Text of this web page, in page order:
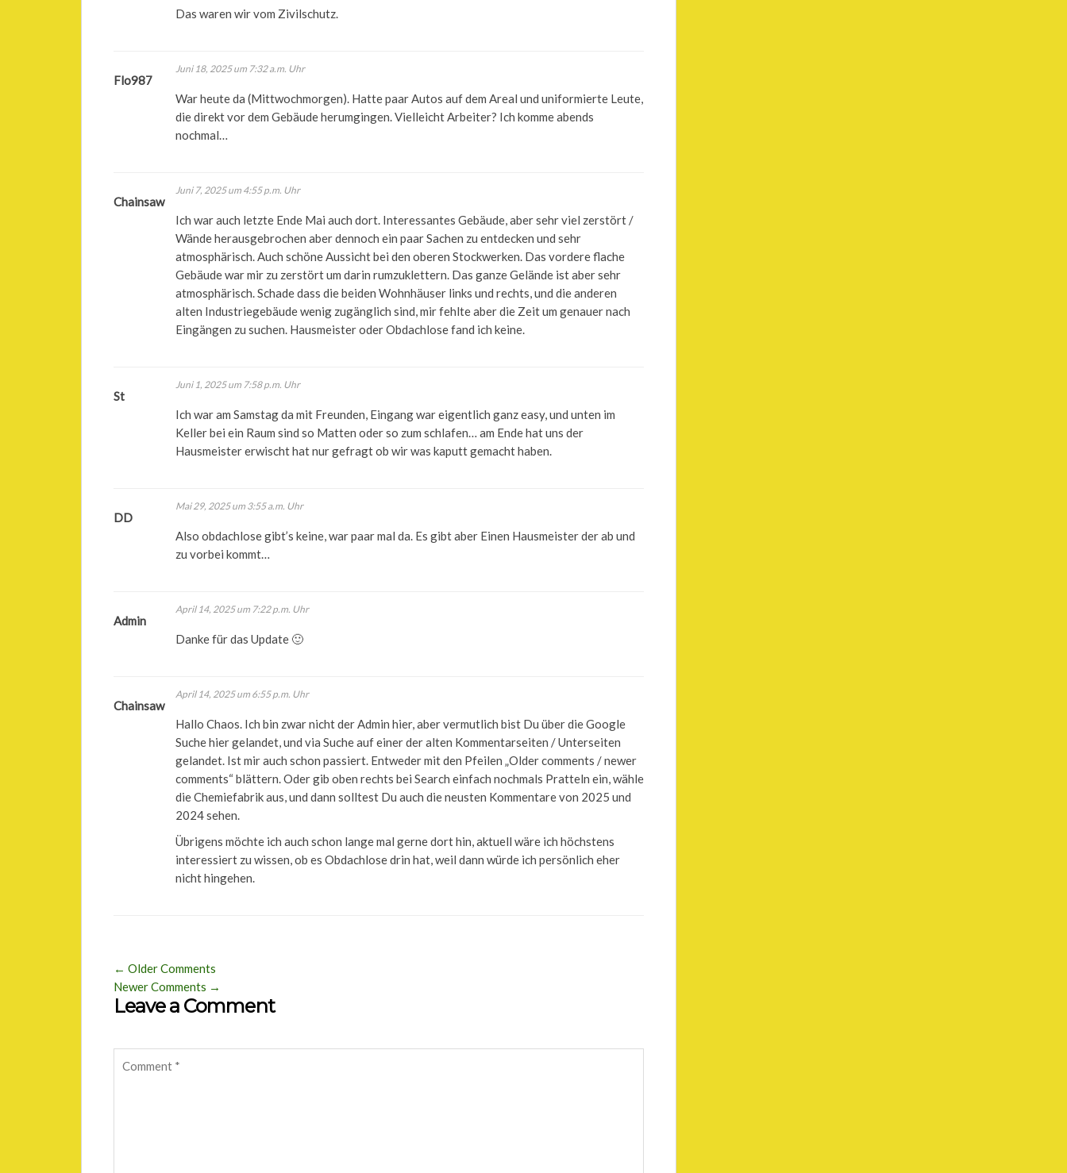
Das waren wir vom Zivilschutz.
Flo987
Juni 18, 2025 um 7:32 a.m. Uhr
War heute da (Mittwochmorgen). Hatte paar Autos auf dem Areal und uniformierte Leute,
die direkt vor dem Gebäude herumgingen. Vielleicht Arbeiter? Ich komme abends
nochmal…
Chainsaw
Juni 7, 2025 um 4:55 p.m. Uhr
Ich war auch letzte Ende Mai auch dort. Interessantes Gebäude, aber sehr viel zerstört /
Wände herausgebrochen aber dennoch ein paar Sachen zu entdecken und sehr
atmosphärisch. Auch schöne Aussicht bei den oberen Stockwerken. Das vordere flache
Gebäude war mir zu zerstört um darin rumzuklettern. Das ganze Gelände ist aber sehr
atmosphärisch. Schade dass die beiden Wohnhäuser links und rechts, und die anderen
alten Industriegebäude wenig zugänglich sind, mir fehlte aber die Zeit um genauer nach
Eingängen zu suchen. Hausmeister oder Obdachlose fand ich keine.
St
Juni 1, 2025 um 7:58 p.m. Uhr
Ich war am Samstag da mit Freunden, Eingang war eigentlich ganz easy, und unten im
Keller bei ein Raum sind so Matten oder so zum schlafen… am Ende hat uns der
Hausmeister erwischt hat nur gefragt ob wir was kaputt gemacht haben.
DD
Mai 29, 2025 um 3:55 a.m. Uhr
Also obdachlose gibt’s keine, war paar mal da. Es gibt aber Einen Hausmeister der ab und
zu vorbei kommt…
Admin
April 14, 2025 um 7:22 p.m. Uhr
Danke für das Update 🙂
Chainsaw
April 14, 2025 um 6:55 p.m. Uhr
Hallo Chaos. Ich bin zwar nicht der Admin hier, aber vermutlich bist Du über die Google
Suche hier gelandet, und via Suche auf einer der alten Kommentarseiten / Unterseiten
gelandet. Ist mir auch schon passiert. Entweder mit den Pfeilen „Older comments / newer
comments“ blättern. Oder gib oben rechts bei Search einfach nochmals Pratteln ein, wähle
die Chemiefabrik aus, und dann solltest Du auch die neusten Kommentare von 2025 und
2024 sehen.
Übrigens möchte ich auch schon lange mal gerne dort hin, aktuell wäre ich höchstens
interessiert zu wissen, ob es Obdachlose drin hat, weil dann würde ich persönlich eher
nicht hingehen.
← Older Comments
Newer Comments →
Leave a Comment